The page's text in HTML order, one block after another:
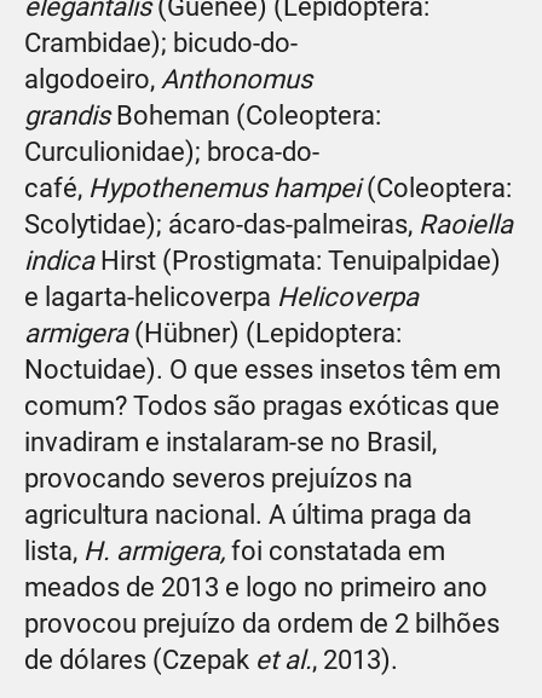
elegantalis(Guenée) (Lepidoptera:
Crambidae); bicudo-do-
algodoeiro, Anthonomus
grandisBoheman (Coleoptera:
Curculionidae); broca-do-
café, Hypothenemus hampei(Coleoptera:
Scolytidae); ácaro-das-palmeiras, Raoiella
indicaHirst (Prostigmata: Tenuipalpidae)
e lagarta-helicoverpa Helicoverpa
armigera (Hübner) (Lepidoptera:
Noctuidae). O que esses insetos têm em
comum? Todos são pragas exóticas que
invadiram e instalaram-se no Brasil,
provocando severos prejuízos na
agricultura nacional. A última praga da
lista, H. armigera, foi constatada em
meados de 2013 e logo no primeiro ano
provocou prejuízo da ordem de 2 bilhões
de dólares (Czepak et al., 2013).